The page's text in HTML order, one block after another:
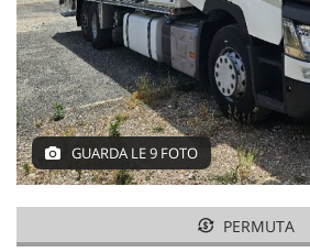
GUARDA LE 9 FOTO
PERMUTA